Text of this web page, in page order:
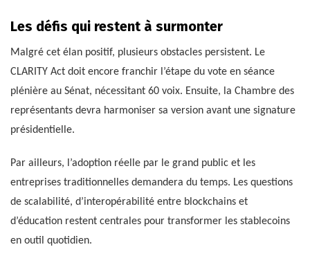
Les défis qui restent à surmonter
Malgré cet élan positif, plusieurs obstacles persistent. Le
CLARITY Act doit encore franchir l’étape du vote en séance
plénière au Sénat, nécessitant 60 voix. Ensuite, la Chambre des
représentants devra harmoniser sa version avant une signature
présidentielle.
Par ailleurs, l’adoption réelle par le grand public et les
entreprises traditionnelles demandera du temps. Les questions
de scalabilité, d’interopérabilité entre blockchains et
d’éducation restent centrales pour transformer les stablecoins
en outil quotidien.